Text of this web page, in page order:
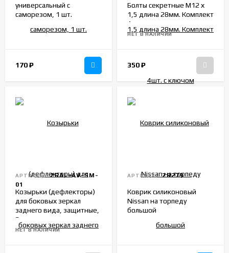
универсальный с
саморезом, 1 шт.
170₽
Болты секретные М12 х
1,5 длина 28мм. Комплект
4шт. с ключом
НЕТ В НАЛИЧИИ
350₽
АРТИКУЛ: ZRAL-AV-SM-
01
Козырьки (дефлекторы)
для боковых зеркал
заднего вида, защитные,
2 шт.
НЕТ В НАЛИЧИИ
АРТИКУЛ: ZR279
Коврик силиконовый
Nissan на торпеду
большой